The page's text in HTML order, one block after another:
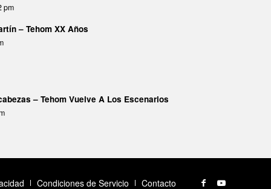
pm
– Tehom XX Años
– Tehom Vuelve A Los Escenarios
Condiciones de Servicio Contacto